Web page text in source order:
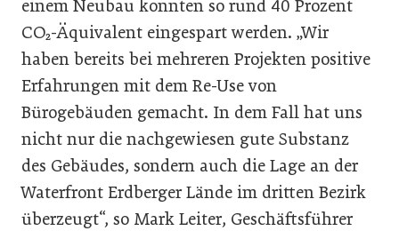
einem Neubau konnten so rund 40 Prozent
CO₂-Äquivalent eingespart werden. „Wir
haben bereits bei mehreren Projekten positive
Erfahrungen mit dem Re-Use von
Bürogebäuden gemacht. In dem Fall hat uns
nicht nur die nachgewiesen gute Substanz
des Gebäudes, sondern auch die Lage an der
Waterfront Erdberger Lände im dritten Bezirk
überzeugt“, so Mark Leiter, Geschäftsführer